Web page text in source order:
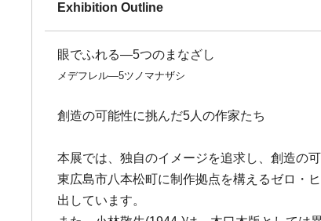
Exhibition Outline
眼でふれる―5つのまなざし
メデフレル―5ツノマナザシ
創造の可能性に挑んだ5人の作家たち
本展では、独自のイメージを追求し、創造の
東広島市八本松町に制作拠点を構えるゼロ・
出しています。